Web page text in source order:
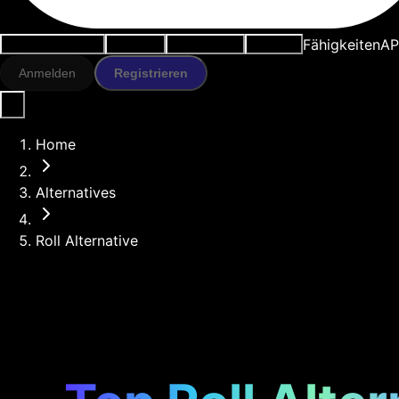
Fähigkeiten
Anmelden Registrieren
Home
Alternatives
Roll Alternative